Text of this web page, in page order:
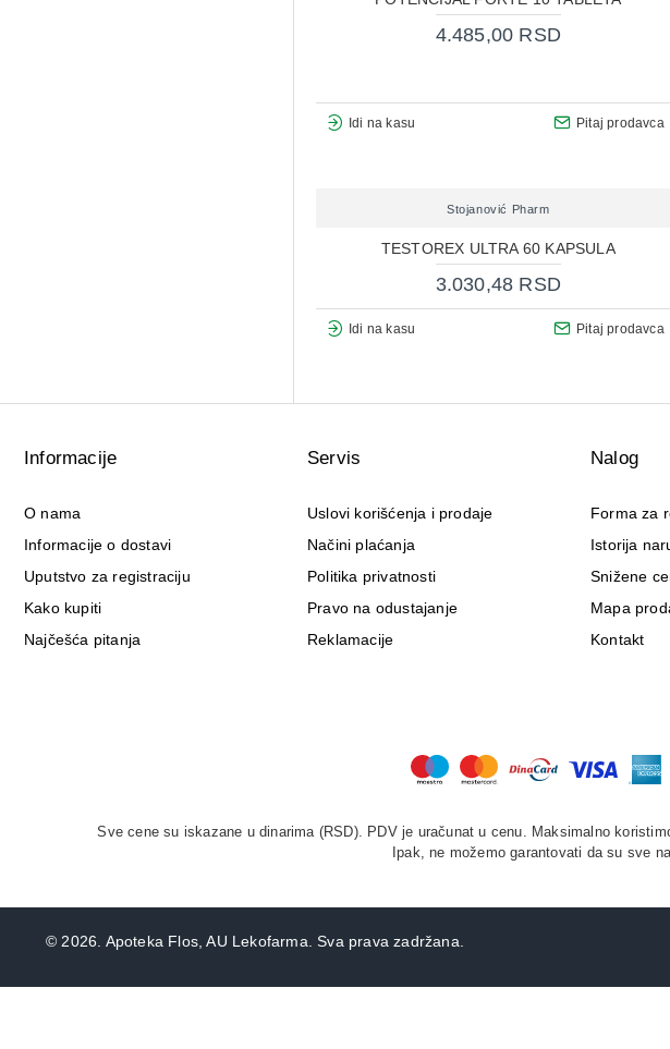
4.485,00 RSD
Idi na kasu Pitaj prodavca
Stojanović Pharm
TESTOREX ULTRA 60 KAPSULA
3.030,48 RSD
Idi na kasu Pitaj prodavca
Informacije
O nama
Informacije o dostavi
Uputstvo za registraciju
Kako kupiti
Najčešća pitanja
Servis
Uslovi korišćenja i prodaje
Načini plaćanja
Politika privatnosti
Pravo na odustajanje
Reklamacije
Nalog
Forma za
Istorija
Snižene
Mapa
Kontakt
Sve cene su iskazane u dinarima (RSD). PDV je uračunat u cenu. Maksimalno
Ipak, ne možemo garantovati da su sve
© 2026. Apoteka Flos, AU Lekofarma. Sva prava zadržana.